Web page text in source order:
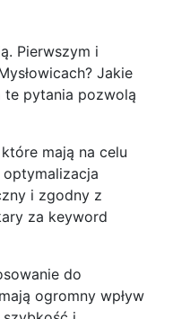
Pierwszym i
Jakie
te pytania pozwolą
mają na celu
i zgodny z
za keyword
do
ogromny wpływ